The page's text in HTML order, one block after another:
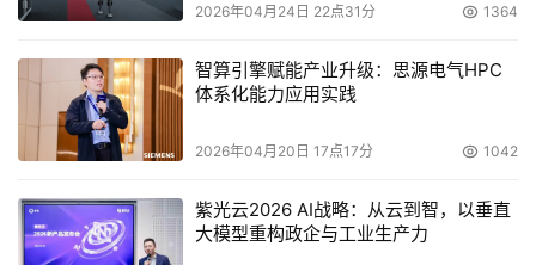
2026年04月24日 22点31分 1364
智算引擎赋能产业升级：思源电气HPC
体系化能力应用实践
2026年04月20日 17点17分 1042
紫光云2026 AI战略：从云到智，以垂直
大模型重构政企与工业生产力